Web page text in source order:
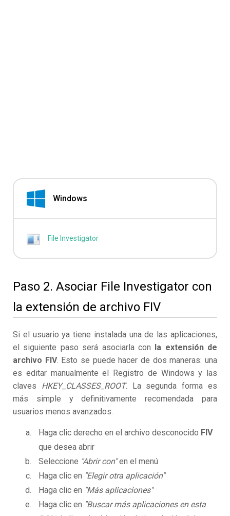
Windows
File Investigator
Paso 2. Asociar File Investigator con
la extensión de archivo FIV
Si el usuario ya tiene instalada una de las aplicaciones,
el siguiente paso será asociarla con la extensión de
archivo FIV. Esto se puede hacer de dos maneras: una
es editar manualmente el Registro de Windows y las
claves HKEY_CLASSES_ROOT. La segunda forma es
más simple y definitivamente recomendada para
usuarios menos avanzados.
Haga clic derecho en el archivo desconocido FIV
que desea abrir
Seleccione "Abrir con"en el menú
Haga clic en "Elegir otra aplicación"
Haga clic en "Más aplicaciones"
Haga clic en "Buscar más aplicaciones en esta